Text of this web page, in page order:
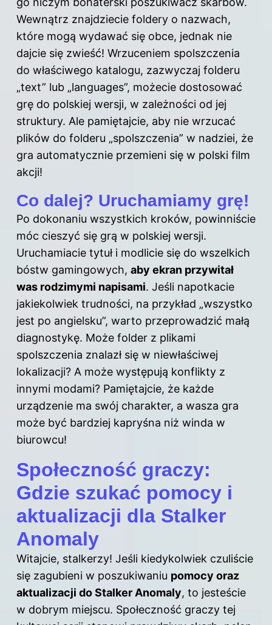
Wewnątrz znajdziecie foldery o nazwach,
które mogą wydawać się obce, jednak nie
dajcie się zwieść! Wrzuceniem spolszczenia
do właściwego katalogu, zazwyczaj folderu
„text” lub „languages”, możecie dostosować
grę do polskiej wersji, w zależności od jej
struktury. Ale pamiętajcie, aby nie wrzucać
plików do folderu „spolszczenia” w nadziei, że
gra automatycznie przemieni się w polski film
akcji!
Co dalej? Uruchamiamy grę!
Po dokonaniu wszystkich kroków, powinniście
móc cieszyć się grą w polskiej wersji.
Uruchamiacie tytuł i modlicie się do wszelkich
bóstw gamingowych, aby ekran przywitał
was rodzimymi napisami. Jeśli napotkacie
jakiekolwiek trudności, na przykład „wszystko
jest po angielsku”, warto przeprowadzić małą
diagnostykę. Może folder z plikami
spolszczenia znalazł się w niewłaściwej
lokalizacji? A może występują konflikty z
innymi modami? Pamiętajcie, że każde
urządzenie ma swój charakter, a wasza gra
może być bardziej kapryśna niż winda w
biurowcu!
Społeczność graczy:
Gdzie szukać pomocy i
aktualizacji dla Stalker
Anomaly
Witajcie, stalkerzy! Jeśli kiedykolwiek czuliście
się zagubieni w poszukiwaniu pomocy oraz
aktualizacji do Stalker Anomaly, to jesteście
w dobrym miejscu. Społeczność graczy tej